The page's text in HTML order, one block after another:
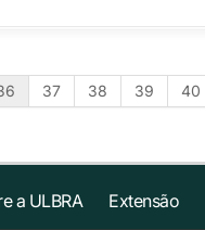
37 38 39 40
a ULBRA Extensão